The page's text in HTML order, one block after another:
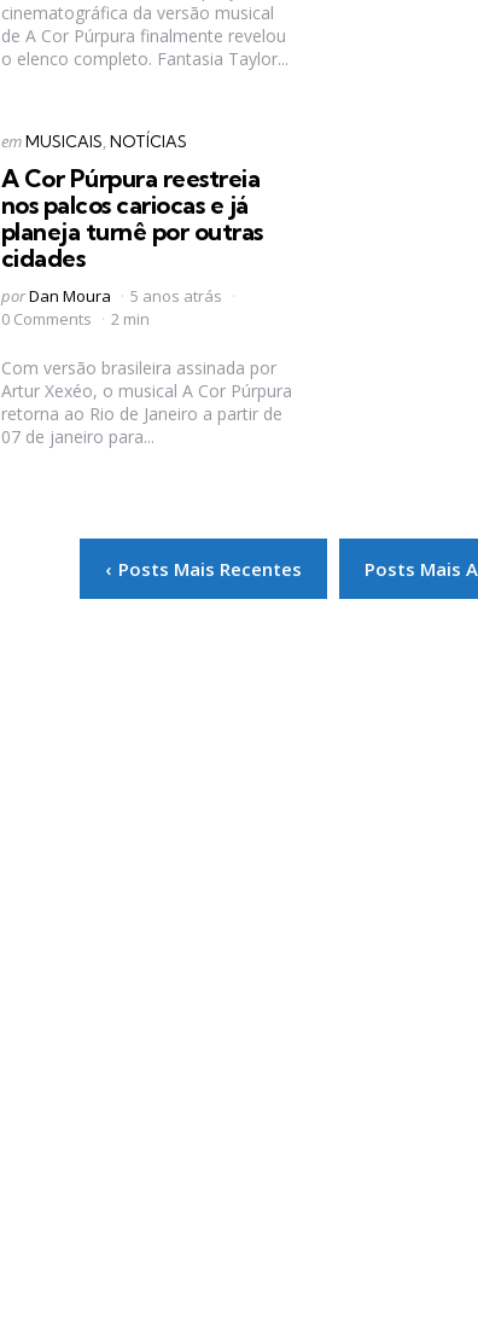
cinematográfica da versão musical
de A Cor Púrpura finalmente revelou
o elenco completo. Fantasia Taylor...
Categorias
Postado
em MUSICAIS NOTÍCIAS
A Cor Púrpura reestreia
nos palcos cariocas e já
planeja turnê por outras
cidades
Postado
por
porDan Moura
5 anos atrás
0 Comments
2 min
Com versão brasileira assinada por
Artur Xexéo, o musical A Cor Púrpura
retorna ao Rio de Janeiro a partir de
07 de janeiro para...
Posts Mais Recentes Posts Mais